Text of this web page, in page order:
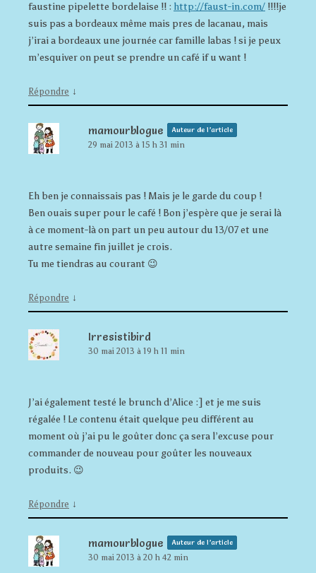
faustine pipelette bordelaise !! : http://faust-in.com/ !!!!je
suis pas a bordeaux même mais pres de lacanau, mais
j’irai a bordeaux une journée car famille labas ! si je peux
m’esquiver on peut se prendre un café if u want !
Répondre ↓
mamourblogue Auteur de l’article
29 mai 2013 à 15 h 31 min
Eh ben je connaissais pas ! Mais je le garde du coup !
Ben ouais super pour le café ! Bon j’espère que je serai là
à ce moment-là on part un peu autour du 13/07 et une
autre semaine fin juillet je crois.
Tu me tiendras au courant 😉
Répondre ↓
Irresistibird
30 mai 2013 à 19 h 11 min
J’ai également testé le brunch d’Alice :] et je me suis
régalée ! Le contenu était quelque peu différent au
moment où j’ai pu le goûter donc ça sera l’excuse pour
commander de nouveau pour goûter les nouveaux
produits. 😉
Répondre ↓
mamourblogue Auteur de l’article
30 mai 2013 à 20 h 42 min